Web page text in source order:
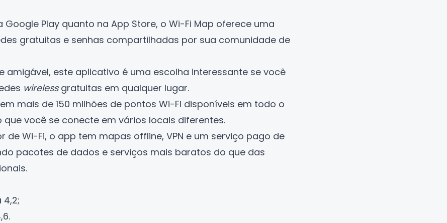
Google Play quanto na App Store, o Wi-Fi Map oferece uma
gratuitas e senhas compartilhadas por sua comunidade de
amigável, este aplicativo é uma escolha interessante se você
wirelessgratuitas em qualquer lugar.
mais de 150 milhões de pontos Wi-Fi disponíveis em todo o
que você se conecte em vários locais diferentes.
de Wi-Fi, o app tem mapas offline, VPN e um serviço pago de
pacotes de dados e serviços mais baratos do que das
4,2;